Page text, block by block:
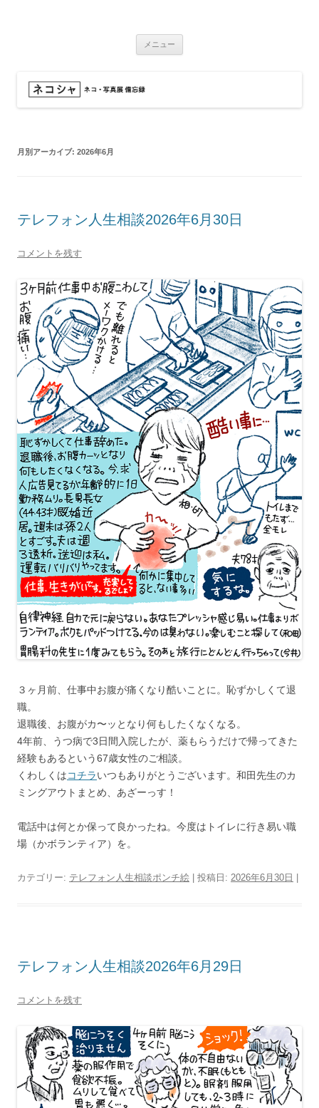
メニュー
月別アーカイブ: 2026年6月
テレフォン人生相談2026年6月30日
コメントを残す
３ヶ月前、仕事中お腹が痛くなり酷いことに。恥ずかしくて退
職。
退職後、お腹がカ〜ッとなり何もしたくなくなる。
4年前、うつ病で3日間入院したが、薬もらうだけで帰ってきた
経験もあるという67歳女性のご相談。
くわしくはコチラいつもありがとうございます。和田先生のカ
ミングアウトまとめ、あざーっす！
電話中は何とか保って良かったね。今度はトイレに行き易い職
場（かボランティア）を。
カテゴリー: テレフォン人生相談ポンチ絵 | 投稿日: 2026年6月30日
テレフォン人生相談2026年6月29日
コメントを残す